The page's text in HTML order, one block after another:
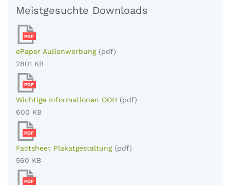
Meistgesuchte Downloads
PDF
ePaper Außenwerbung (pdf)
2801 KB
PDF
Wichtige Informationen OOH (pdf)
600 KB
PDF
Factsheet Plakatgestaltung (pdf)
560 KB
PDF